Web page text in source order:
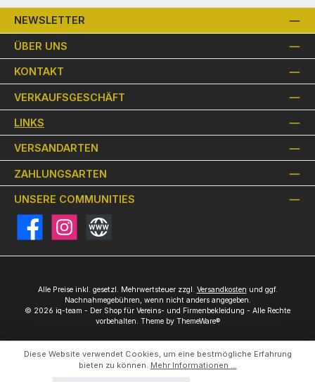
NEWSLETTER
ÜBER UNS
KONTAKT
VERKAUFSGESCHÄFT
LINKS
VERSANDARTEN
ZAHLUNGSARTEN
UNSERE COMMUNITIES
FacebookInstagramWebsite
Alle Preise inkl. gesetzl. Mehrwertsteuer zzgl. Versandkosten und ggf.
Nachnahmegebühren, wenn nicht anders angegeben.
© 2026 iq-team - Der Shop für Vereins- und Firmenbekleidung - Alle Rechte
vorbehalten. Theme by ThemeWare®
Diese Website verwendet Cookies, um eine bestmögliche Erfahrung
bieten zu können. Mehr Informationen ...